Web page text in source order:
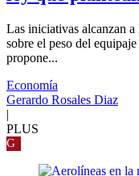
Las iniciativas alcanzan a
sobre el peso del
propone...
Economía
Gerardo Rosales Diaz
|
PLUS
G